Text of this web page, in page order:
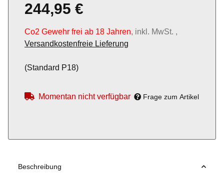
244,95 €
Co2 Gewehr frei ab 18 Jahren, inkl. MwSt. ,
Versandkostenfreie Lieferung
(Standard P18)
Momentan nicht verfügbar Frage zum Artikel
Beschreibung